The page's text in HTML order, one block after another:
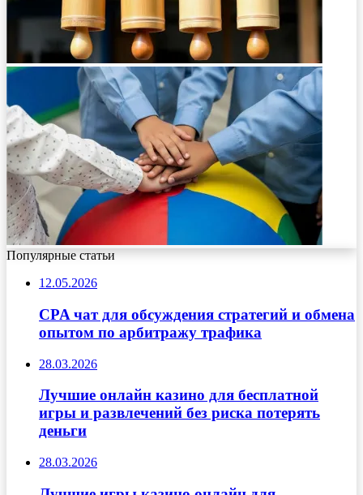
Популярные статьи
12.05.2026
CPA чат для обсуждения стратегий и обмена
опытом по арбитражу трафика
28.03.2026
Лучшие онлайн казино для бесплатной
игры и развлечений без риска потерять
деньги
28.03.2026